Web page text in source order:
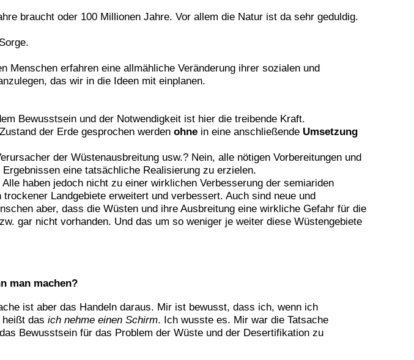
braucht oder 100 Millionen Jahre. Vor allem die Natur ist da sehr geduldig.
Menschen erfahren eine allmähliche Veränderung ihrer sozialen und
das wir in die Ideen mit einplanen.
Bewusstsein und der Notwendigkeit ist hier die treibende Kraft.
der Erde gesprochen werden ohne in eine anschließende Umsetzung
der Wüstenausbreitung usw.? Nein, alle nötigen Vorbereitungen und
eine tatsächliche Realisierung zu erzielen.
haben jedoch nicht zu einer wirklichen Verbesserung der semiariden
Landgebiete erweitert und verbessert. Auch sind neue und
aber, dass die Wüsten und ihre Ausbreitung eine wirkliche Gefahr für die
gar nicht vorhanden. Und das um so weniger je weiter diese Wüstengebiete
man machen?
ist aber das Handeln daraus. Mir ist bewusst, dass ich, wenn ich
das ich nehme einen Schirm. Ich wusste es. Mir war die Tatsache
Bewusstsein für das Problem der Wüste und der Desertifikation zu